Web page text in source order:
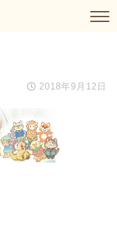
2018年9月12日